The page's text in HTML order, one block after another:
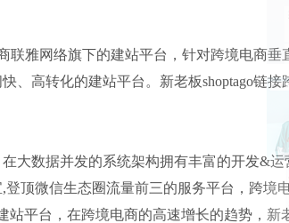
联雅网络旗下的建站平台，针对跨境电商垂
、高转化的建站平台。新老板shoptago链接
大数据并发的系统架构拥有丰富的开发&
登顶微信生态圈流量前三的服务平台，跨境
站平台，在跨境电商的高速增长的趋势，新